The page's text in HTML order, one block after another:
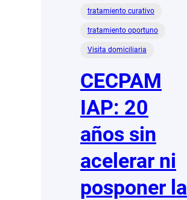
tratamiento curativo
tratamiento oportuno
Visita domiciliaria
CECPAM
IAP: 20
años sin
acelerar ni
posponer la